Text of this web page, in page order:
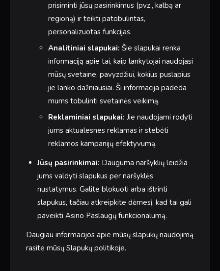
prisiminti jūsų pasirinkimus (pvz., kalbą ar
regioną) ir teikti patobulintas,
personalizuotas funkcijas.
Analitiniai slapukai: Šie slapukai renka
informaciją apie tai, kaip lankytojai naudojasi
mūsų svetaine, pavyzdžiui, kokius puslapius
jie lanko dažniausiai. Ši informacija padeda
mums tobulinti svetainės veikimą.
Reklaminiai slapukai: Jie naudojami rodyti
jums aktualesnes reklamas ir stebėti
reklamos kampanijų efektyvumą.
Jūsų pasirinkimai: Dauguma naršyklių leidžia
jums valdyti slapukus per naršyklės
nustatymus. Galite blokuoti arba ištrinti
slapukus, tačiau atkreipkite dėmesį, kad tai gali
paveikti Asino Paslaugų funkcionalumą.
Daugiau informacijos apie mūsų slapukų naudojimą
rasite mūsų Slapukų politikoje.